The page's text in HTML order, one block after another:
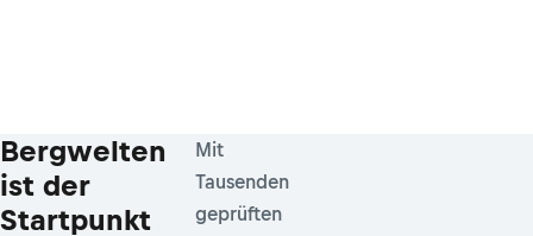
Bergwelten
ist der
Startpunkt
Mit
Tausenden
geprüften